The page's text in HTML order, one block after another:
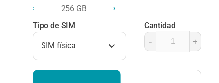
256 GB
Tipo de SIM
SIM física
Cantidad
- +